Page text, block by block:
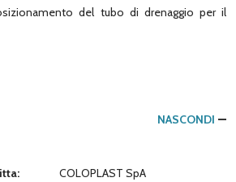
del tubo di drenaggio per il
NASCONDI
COLOPLAST SpA